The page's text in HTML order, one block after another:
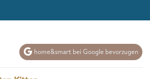
home&smart bei Google bevorzugen